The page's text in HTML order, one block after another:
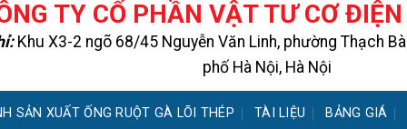
TY CỔ PHẦN VẬT TƯ CƠ
Khu X3-2 ngõ 68/45 Nguyễn Văn Linh, phường Thạch
phố Hà Nội, Hà Nội
SẢN XUẤT ỐNG RUỘT GÀ LÕI THÉP TÀI LIỆU BẢNG GIÁ